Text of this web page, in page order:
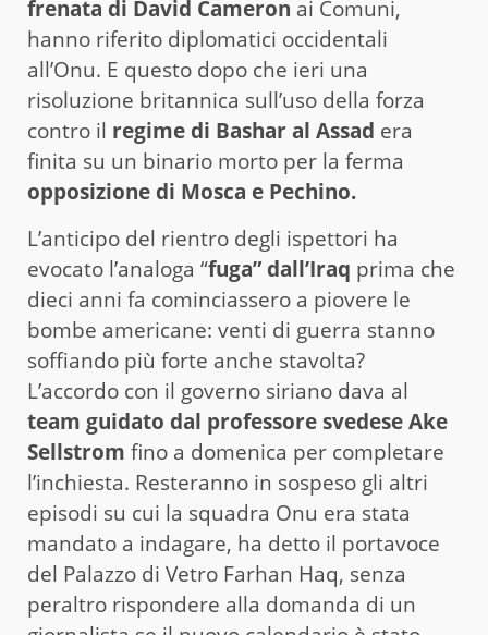
frenata di David Cameron ai Comuni,
hanno riferito diplomatici occidentali
all’Onu. E questo dopo che ieri una
risoluzione britannica sull’uso della forza
contro il regime di Bashar al Assad era
finita su un binario morto per la ferma
opposizione di Mosca e Pechino.
L’anticipo del rientro degli ispettori ha
evocato l’analoga “fuga” dall’Iraq prima che
dieci anni fa cominciassero a piovere le
bombe americane: venti di guerra stanno
soffiando più forte anche stavolta?
L’accordo con il governo siriano dava al
team guidato dal professore svedese Ake
Sellstrom fino a domenica per completare
l’inchiesta. Resteranno in sospeso gli altri
episodi su cui la squadra Onu era stata
mandato a indagare, ha detto il portavoce
del Palazzo di Vetro Farhan Haq, senza
peraltro rispondere alla domanda di un